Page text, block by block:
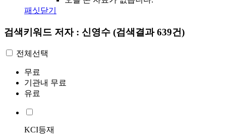
패싯닫기
검색키워드 저자 : 신영수 (검색결과 639건)
전체선택
무료
기관내 무료
유료
KCI등재